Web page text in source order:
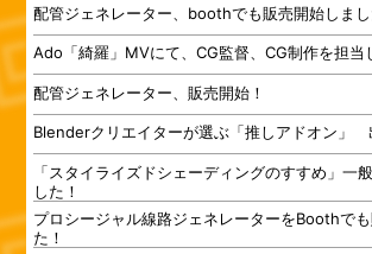
配管ジェネレーター、boothでも販売開始しまし
Ado「綺羅」MVにて、CG監督、CG制作を担当
配管ジェネレーター、販売開始！
Blenderクリエイターが選ぶ「推しアドオン」
「スタイライズドシェーディングのすすめ」一
した！
プロシージャル線路ジェネレーターをBoothで
た！